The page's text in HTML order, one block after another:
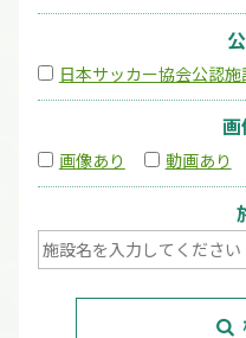
日本サッカー協会公認施
画
画像あり 動画あり